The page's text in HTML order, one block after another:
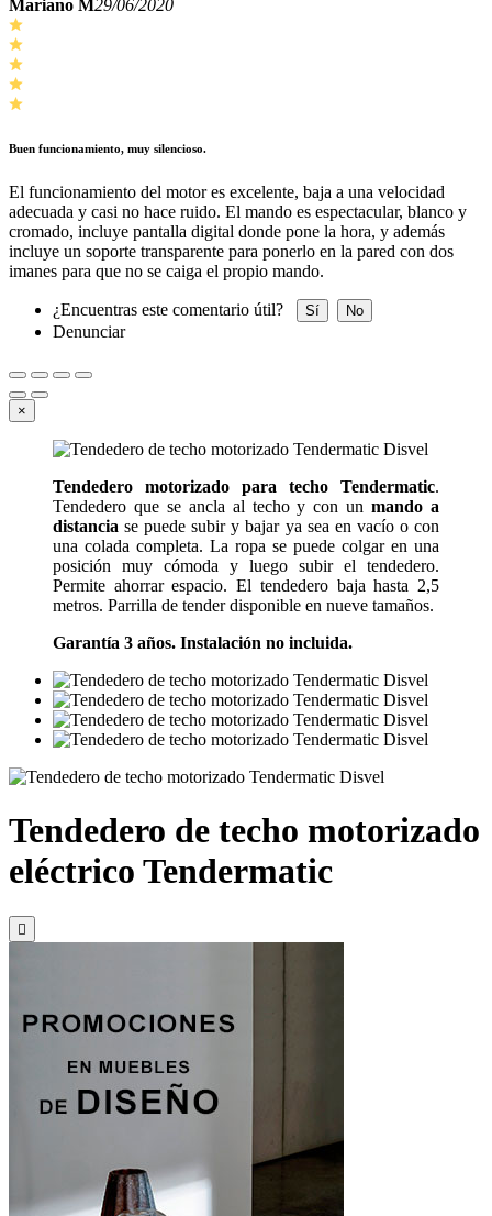
Mariano M29/06/2020
Buen funcionamiento, muy silencioso.
El funcionamiento del motor es excelente, baja a una velocidad
adecuada y casi no hace ruido. El mando es espectacular, blanco y
cromado, incluye pantalla digital donde pone la hora, y además
incluye un soporte transparente para ponerlo en la pared con dos
imanes para que no se caiga el propio mando.
¿Encuentras este comentario útil? Sí No
Denunciar
×
Tendedero motorizado para techo Tendermatic.
Tendedero que se ancla al techo y con unmando a
distancia se puede subir y bajar ya sea en vacío o con
una colada completa. La ropa se puede colgar en una
posición muy cómoda y luego subir el tendedero.
Permite ahorrar espacio. El tendedero baja hasta 2,5
metros. Parrilla de tender disponible en nueve tamaños.
Garantía 3 años. Instalación no incluida.
Tendedero de techo motorizado
eléctrico Tendermatic
